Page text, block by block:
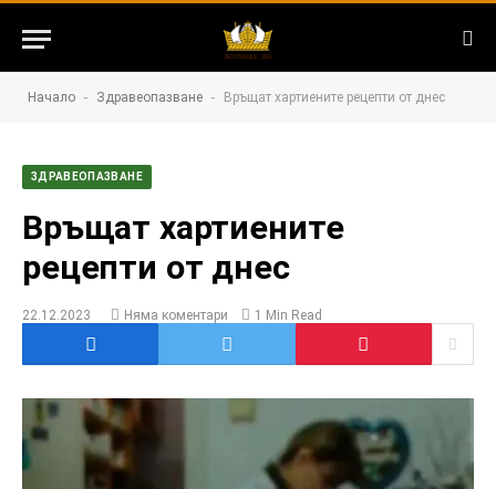
Начало - Здравеопазване - Връщат хартиените рецепти от днес
ЗДРАВЕОПАЗВАНЕ
Връщат хартиените
рецепти от днес
22.12.2023 Няма коментари 1 Min Read